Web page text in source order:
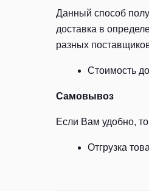
Данный способ
доставка в
разных
Стоимость
Самовывоз
Если Вам удобно,
Отгрузка